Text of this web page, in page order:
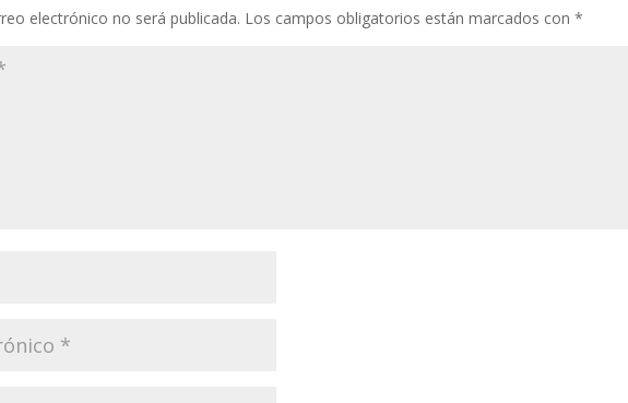
electrónico no será publicada. Los campos obligatorios están marcados con *